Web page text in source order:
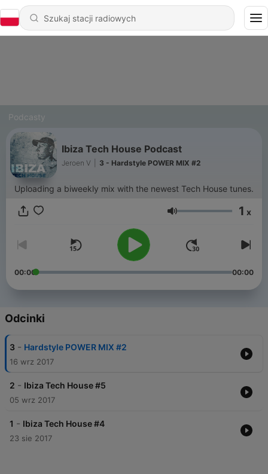
Podcasty
Ibiza Tech House Podcast
Jeroen V 3 - Hardstyle POWER MIX #2
Uploading a biweekly mix with the newest Tech House tunes.
Głośność 1 x
00:00 00:00
Odcinki
3 - Hardstyle POWER MIX #2
16 wrz 2017
2 - Ibiza Tech House #5
05 wrz 2017
1 - Ibiza Tech House #4
23 sie 2017